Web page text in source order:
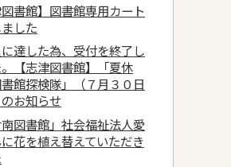
図書館】図書館専用カート
した
達した為、受付を終了し
【志津図書館】「夏休
館探検隊」（７月３０日
お知らせ
南図書館」社会福祉法人愛
花を植え替えていただき